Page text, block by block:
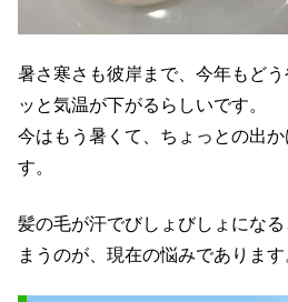
暑さ寒さも彼岸まで、今年もど
ッと気温が下がるらしいです。
今はもう暑くて、ちょっとの出
す。
髪の毛が汗でびしょびしょにな
まうのが、現在の悩みであります